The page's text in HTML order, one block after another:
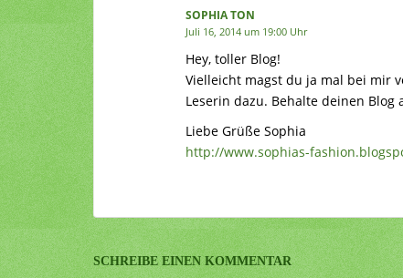
SOPHIA TON
Juli 16, 2014 um 19:00 Uhr
Hey, toller Blog!
Vielleicht magst du ja mal bei mir
Leserin dazu. Behalte deinen Blog
Liebe Grüße Sophia
http://www.sophias-
SCHREIBE EINEN KOMMENTAR